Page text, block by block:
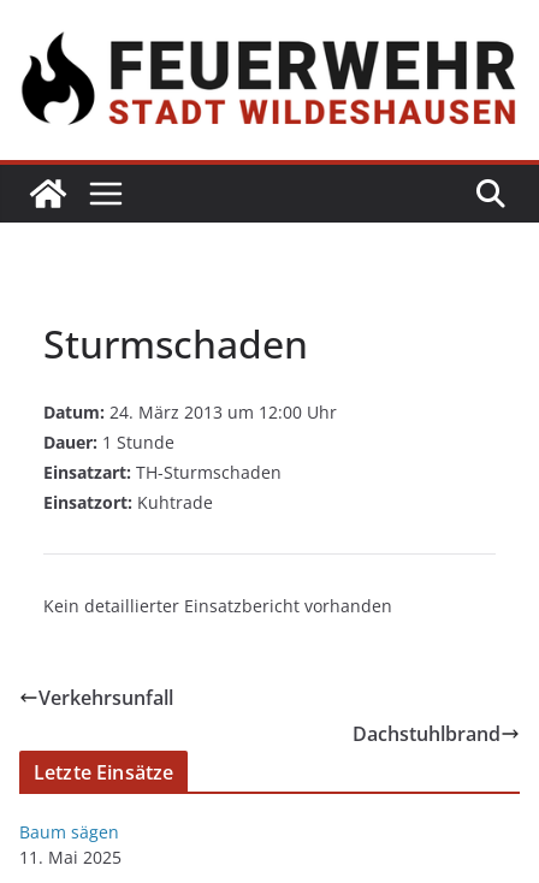
Sturmschaden
Datum: 24. März 2013 um 12:00 Uhr
Dauer: 1 Stunde
Einsatzart: TH-Sturmschaden
Einsatzort: Kuhtrade
Kein detaillierter Einsatzbericht vorhanden
Verkehrsunfall
Dachstuhlbrand
Letzte Einsätze
Baum sägen
11. Mai 2025